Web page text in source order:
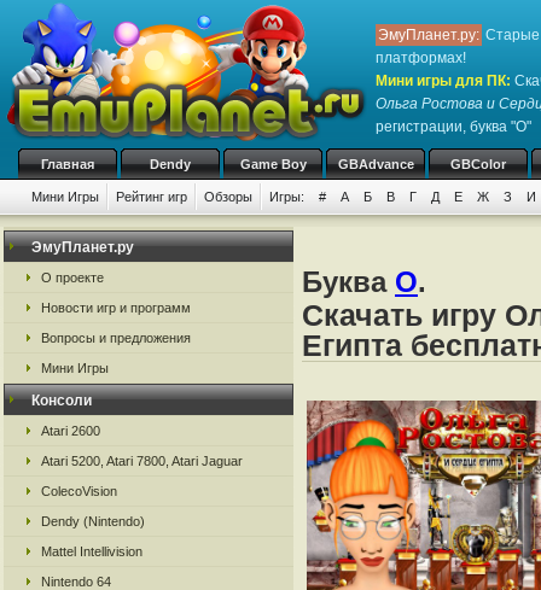
ЭмуПланет.ру: Старые
платформах!
Мини игры для ПК:
Ольга Ростова и
регистрации, буква "О"
Главная Dendy Game Boy GBAdvance GBColor
Мини Игры Рейтинг игр Обзоры Игры: # А Б В Г Д Е Ж З И
ЭмуПланет.ру
О проекте
Новости игр и программ
Вопросы и предложения
Мини Игры
Консоли
Atari 2600
Atari 5200, Atari 7800, Atari Jaguar
ColecoVision
Dendy (Nintendo)
Mattel Intellivision
Nintendo 64
Буква О.
Скачать игру
Египта